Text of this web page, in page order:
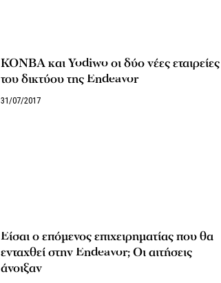
ΚΟΝΒΑ και Yodiwo οι δύο νέες εταιρείες
του δικτύου της Endeavor
31/07/2017
Είσαι ο επόμενος επιχειρηματίας που θα
ενταχθεί στην Endeavor; Οι αιτήσεις
άνοιξαν